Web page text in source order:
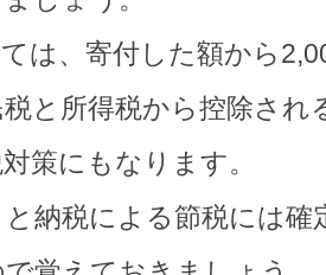
は、寄付した額から
と所得税から控除され
策にもなります。
納税による節税には確